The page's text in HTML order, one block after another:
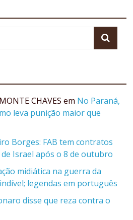
CHAVES em No Paraná,
leva punição maior que
Borges: FAB tem contratos
Israel após o 8 de outubro
midiática na guerra da
legendas em português
disse que reza contra o